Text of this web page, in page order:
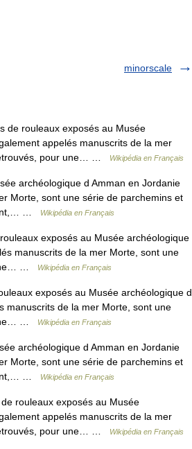
minorscale
de rouleaux exposés au Musée
appelés manuscrits de la mer
pour une… …
Wikipédia en Français
archéologique d Amman en Jordanie
Morte, sont une série de parchemins et
…
Wikipédia en Français
exposés au Musée archéologique
manuscrits de la mer Morte, sont une
…
Wikipédia en Français
exposés au Musée archéologique d
manuscrits de la mer Morte, sont une
…
Wikipédia en Français
archéologique d Amman en Jordanie
Morte, sont une série de parchemins et
…
Wikipédia en Français
rouleaux exposés au Musée
appelés manuscrits de la mer
pour une… …
Wikipédia en Français